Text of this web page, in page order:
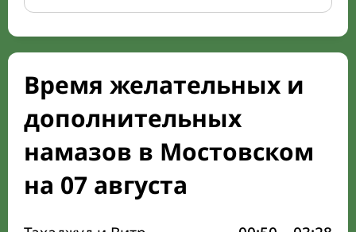
Время желательных и
дополнительных
намазов в Мостовском
на 07 августа